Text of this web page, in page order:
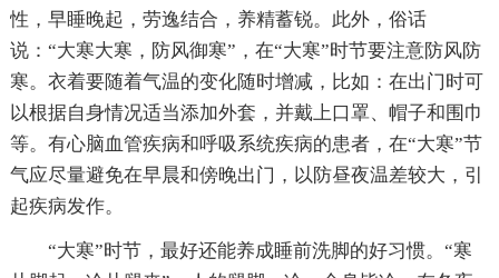
性，早睡晚起，劳逸结合，养精蓄锐。此外，俗话
说：“大寒大寒，防风御寒”，在“大寒”时节要注意防风防
寒。衣着要随着气温的变化随时增减，比如：在出门时可
以根据自身情况适当添加外套，并戴上口罩、帽子和围巾
等。有心脑血管疾病和呼吸系统疾病的患者，在“大寒”节
气应尽量避免在早晨和傍晚出门，以防昼夜温差较大，引
起疾病发作。
“大寒”时节，最好还能养成睡前洗脚的好习惯。“寒